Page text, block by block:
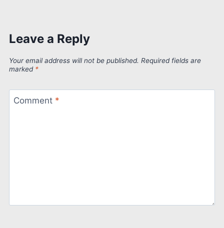
Leave a Reply
Your email address will not be published. Required fields are
marked *
Comment *